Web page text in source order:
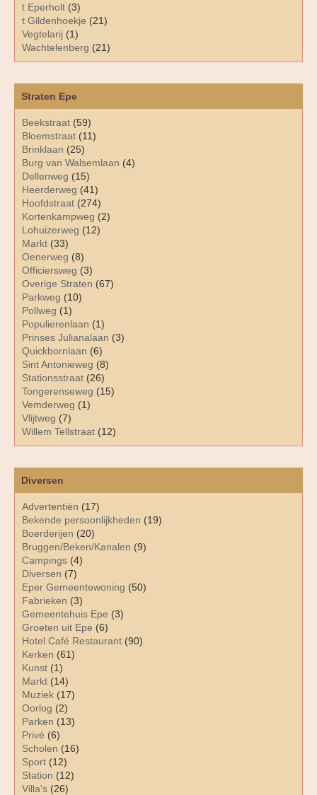
Diversen
Advertentiën (17)
Bekende persoonlijkheden (19)
Boerderijen (20)
Bruggen/Beken/Kanalen (9)
Campings (4)
Diversen (7)
Eper Gemeentewoning (50)
Fabrieken (3)
Gemeentehuis Epe (3)
Groeten uit Epe (6)
Hotel Café Restaurant (90)
Kerken (61)
Kunst (1)
Markt (14)
Muziek (17)
Oorlog (2)
Parken (13)
Privé (6)
Scholen (16)
Sport (12)
Station (12)
Villa's (26)
Straten Epe
Beekstraat (59)
Bloemstraat (11)
Brinklaan (25)
Burg van Walsemlaan (4)
Dellenweg (15)
Heerderweg (41)
Hoofdstraat (274)
Kortenkampweg (2)
Lohuizerweg (12)
Markt (33)
Oenerweg (8)
Officiersweg (3)
Overige Straten (67)
Parkweg (10)
Pollweg (1)
Populierenlaan (1)
Prinses Julianalaan (3)
Quickbornlaan (6)
Sint Antonieweg (8)
Stationsstraat (26)
Tongerenseweg (15)
Vemderweg (1)
Vlijtweg (7)
Willem Tellstraat (12)
t Eperholt (3)
t Gildenhoekje (21)
Vegtelarij (1)
Wachtelenberg (21)